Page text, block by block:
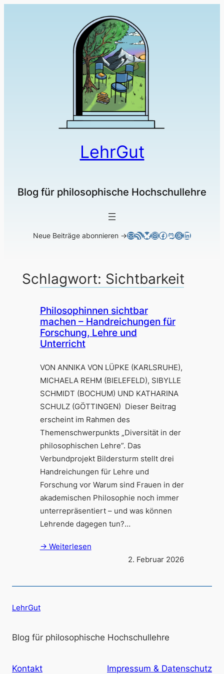
LehrGut
Blog für philosophische Hochschullehre
Neue Beiträge abonnieren →E-MailRSS-FeedBluesky
Instagram
Facebook
Mastodon
Threads
LinkedIn
Schlagwort: Sichtbarkeit
Philosophinnen sichtbar
machen – Handreichungen für
Forschung, Lehre und
Unterricht
VON ANNIKA VON LÜPKE (KARLSRUHE),
MICHAELA REHM (BIELEFELD), SIBYLLE
SCHMIDT (BOCHUM) UND KATHARINA
SCHULZ (GÖTTINGEN) Dieser Beitrag
erscheint im Rahmen des
Themenschwerpunkts „Diversität in der
philosophischen Lehre”. Das
Verbundprojekt Bildersturm stellt drei
Handreichungen für Lehre und
Forschung vor Warum sind Frauen in der
akademischen Philosophie noch immer
unterrepräsentiert – und was können
Lehrende dagegen tun?…
→ Weiterlesen
2. Februar 2026
LehrGut
Blog für philosophische Hochschullehre
Kontakt Impressum & Datenschutz